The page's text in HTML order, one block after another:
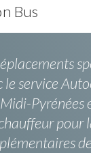
Bus
service